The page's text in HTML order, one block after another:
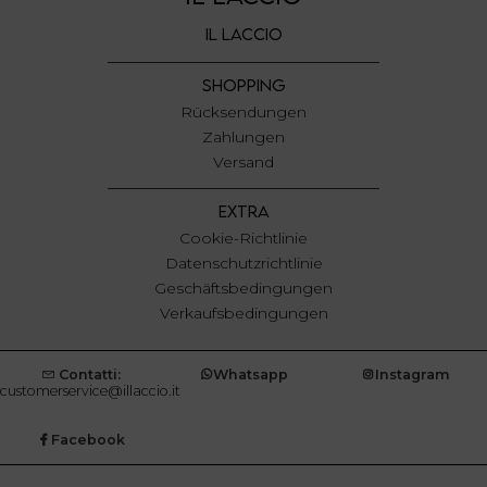
IL LACCIO
SHOPPING
Rücksendungen
Zahlungen
Versand
EXTRA
Cookie-Richtlinie
Datenschutzrichtlinie
Geschäftsbedingungen
Verkaufsbedingungen
Contatti:
customerservice@illaccio.it
Whatsapp Instagram
Facebook